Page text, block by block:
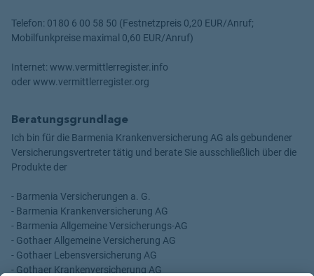
Telefon: 0180 6 00 58 50 (Festnetzpreis 0,20 EUR/Anruf;
Mobilfunkpreise maximal 0,60 EUR/Anruf)
Internet: www.vermittlerregister.info
oder www.vermittlerregister.org
Beratungsgrundlage
Ich bin für die Barmenia Krankenversicherung AG als gebundener
Versicherungsvertreter tätig und berate Sie ausschließlich über die
Produkte der
- Barmenia Versicherungen a. G.
- Barmenia Krankenversicherung AG
- Barmenia Allgemeine Versicherungs-AG
- Gothaer Allgemeine Versicherung AG
- Gothaer Lebensversicherung AG
- Gothaer Krankenversicherung AG